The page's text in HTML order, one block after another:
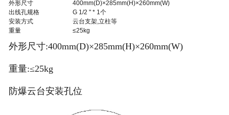
外形尺寸
400mm(D)×285mm(H)×260mm(W)
出线孔规格
G 1/2 " * 1个
安装方式
云台支架,立柱等
重量
≤25kg
外形尺寸:400mm(D)×285mm(H)×260mm(W)
重量:≤25kg
防爆云台安装孔位